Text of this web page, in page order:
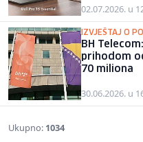
02.07.2026. u
IZVJEŠTAJ O
BH
prihodom
70 miliona
30.06.2026. u
Ukupno: 1034